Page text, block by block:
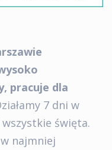
pracuje dla
7 dni w
święta.
najmniej